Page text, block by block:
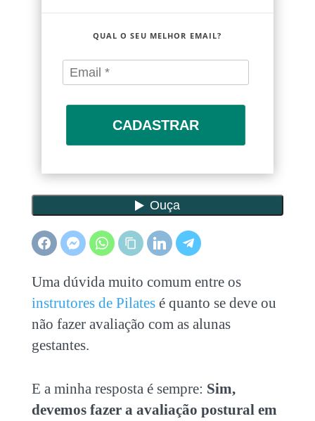
QUAL O SEU MELHOR EMAIL?
CADASTRAR
Uma dúvida muito comum entre os
instrutores de Pilatesé quanto se deve ou
não fazer avaliação com as alunas
gestantes.
E a minha resposta é sempre: Sim,
devemos fazer a avaliação postural em